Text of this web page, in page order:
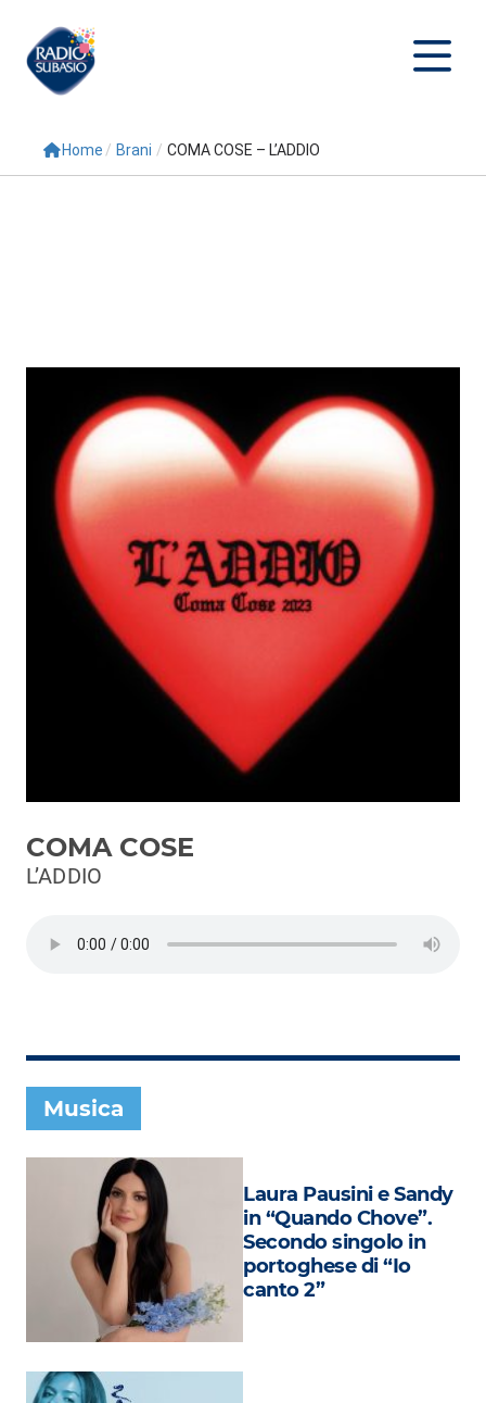
Cerca
Programmi
Conduttori
Repliche
Podcast
3xTe
Interviste
Playlist
Subasio Playlist
Radio Subasio
Radio Subasio +
Radio Suby
Foto
Speciali
Oroscopo
Radio Subasio Music Club
Sanremo 2026
News
Musica
Home / Brani / COMA COSE – L’ADDIO
COMA COSE
L’ADDIO
Musica
Laura Pausini e Sandy
in “Quando Chove”.
Secondo singolo in
portoghese di “Io
canto 2”